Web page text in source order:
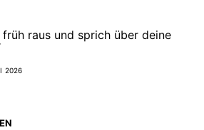
früh raus und sprich über deine
2026